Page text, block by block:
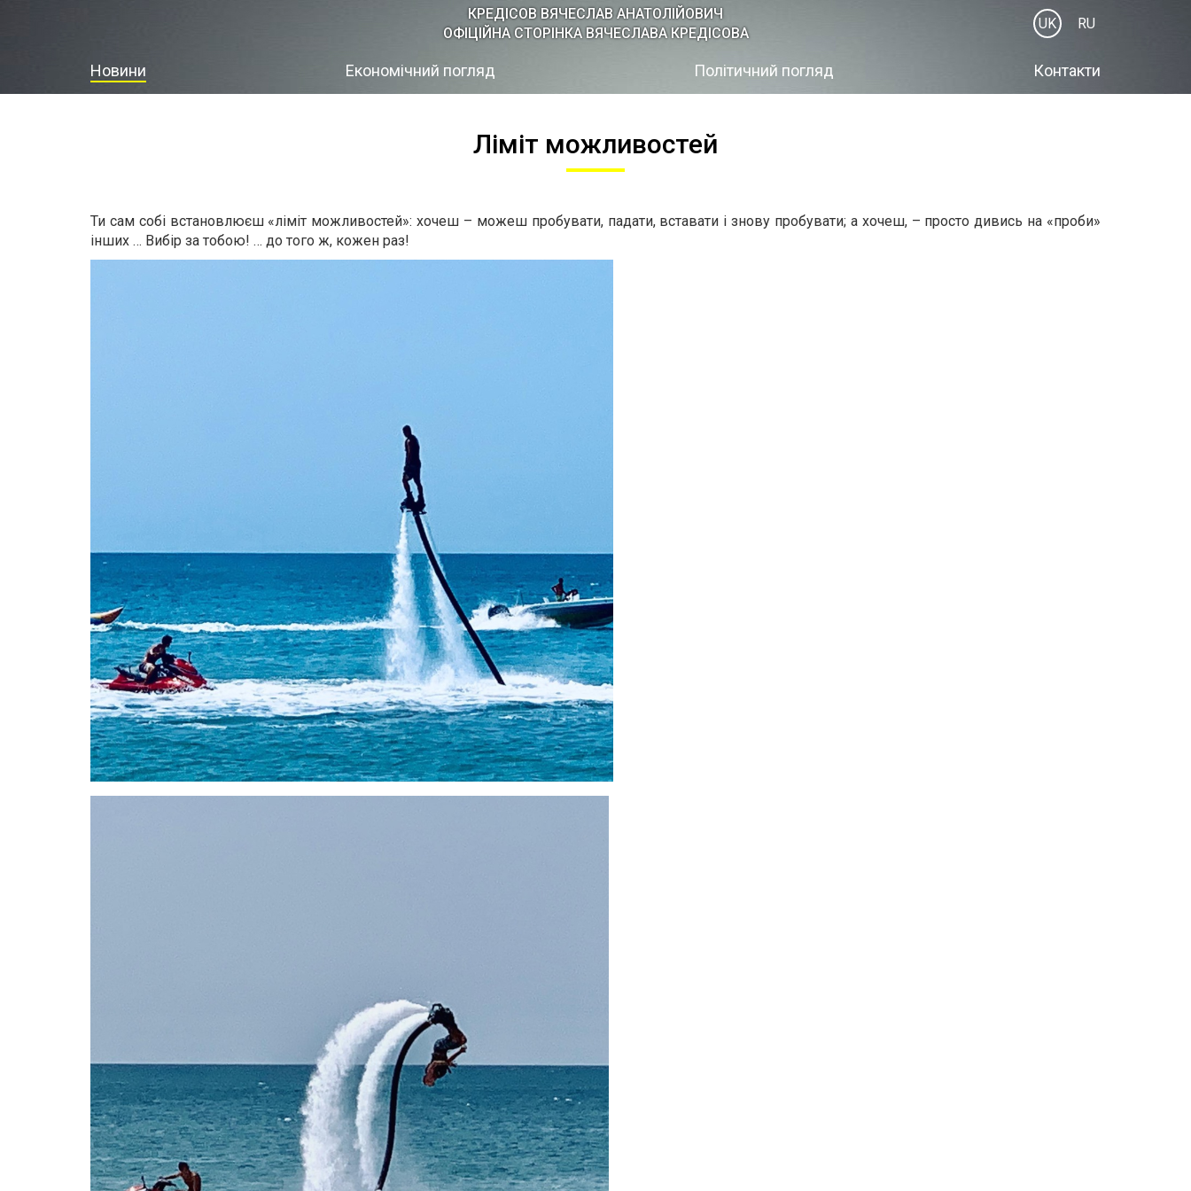
КРЕДІСOВ ВЯЧЕСЛАВ АНАТОЛІЙОВИЧ
ОФІЦІЙНА СТОРІНКА ВЯЧЕСЛАВА КРЕДІСОВА
UK RU
Новини Економічний погляд Політичний погляд Контакти
Ліміт можливостей
Ти сам собі встановлюєш «ліміт можливостей»: хочеш – можеш пробувати, падати, вставати і знову пробувати; а хочеш, – просто дивись на «проби»
інших … Вибір за тобою! … до того ж, кожен раз!